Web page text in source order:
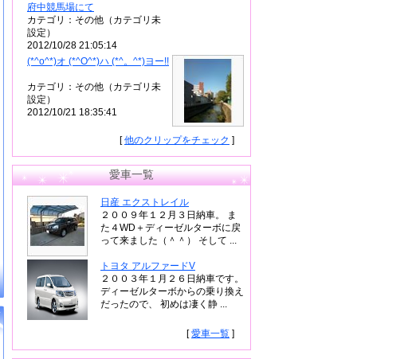
府中競馬場にて
カテゴリ：その他（カテゴリ未
設定）
2012/10/28 21:05:14
(*^o^*)オ (*^O^*)ハ (*^。^*)ヨー!!
カテゴリ：その他（カテゴリ未
設定）
2012/10/21 18:35:41
[他のクリップをチェック ]
愛車一覧
日産 エクストレイル
２００９年１２月３日納車。 ま
た４WD＋ディーゼルターボに戻
って来ました（＾＾） そして ...
トヨタ アルファードV
２００３年１月２６日納車です。
ディーゼルターボからの乗り換え
だったので、 初めは凄く静 ...
[愛車一覧 ]